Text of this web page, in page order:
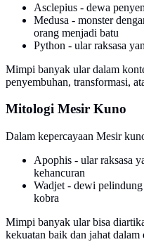
Asclepius - dewa
Medusa - monster
orang menjadi batu
Python - ular raksasa
Mimpi banyak ular dalam
penyembuhan, transformasi,
Mitologi Mesir Kuno
Dalam kepercayaan Mesir
Apophis - ular raksasa
kehancuran
Wadjet - dewi
kobra
Mimpi banyak ular bisa
kekuatan baik dan jahat dalam